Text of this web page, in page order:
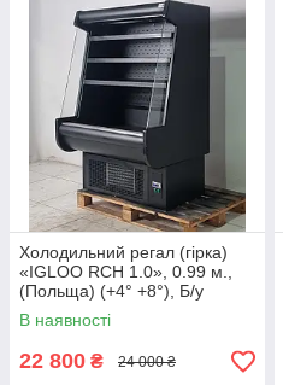
Холодильний регал (гірка)
«IGLOO RCH 1.0», 0.99 м.,
(Польща) (+4° +8°), Б/у
В наявності
22 800 ₴ 24 000 ₴